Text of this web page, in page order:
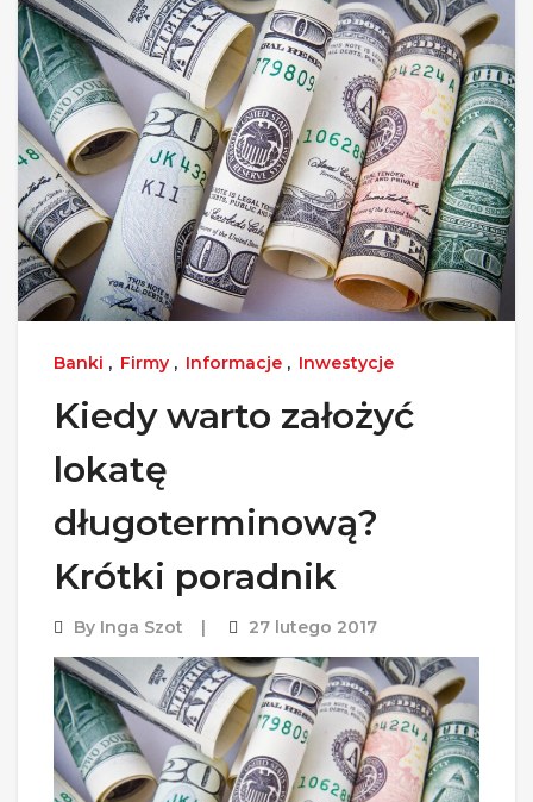
Banki , Firmy , Informacje , Inwestycje
Kiedy warto założyć
lokatę
długoterminową?
Krótki poradnik
By Inga Szot 27 lutego 2017